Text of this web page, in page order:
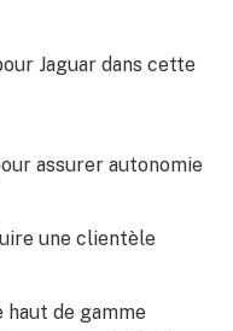
Jaguar dans cette
assurer autonomie
une clientèle
haut de gamme